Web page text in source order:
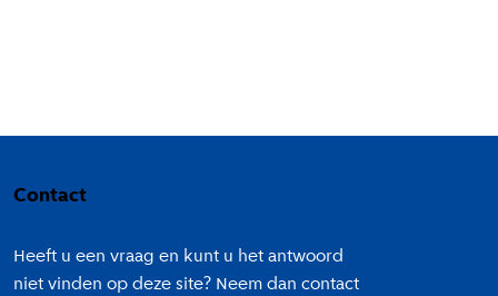
Contact
Heeft u een vraag en kunt u het antwoord
niet vinden op deze site? Neem dan contact